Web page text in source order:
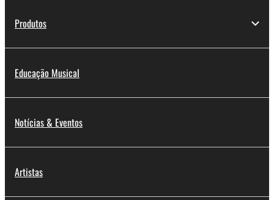
Produtos
Educação Musical
Notícias & Eventos
Artistas